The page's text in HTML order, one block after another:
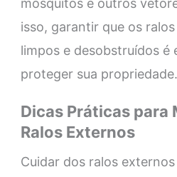
mosquitos e outros
isso, garantir que os
limpos e desobstruídos é
proteger sua propriedade.
Dicas Práticas para
Ralos Externos
Cuidar dos ralos